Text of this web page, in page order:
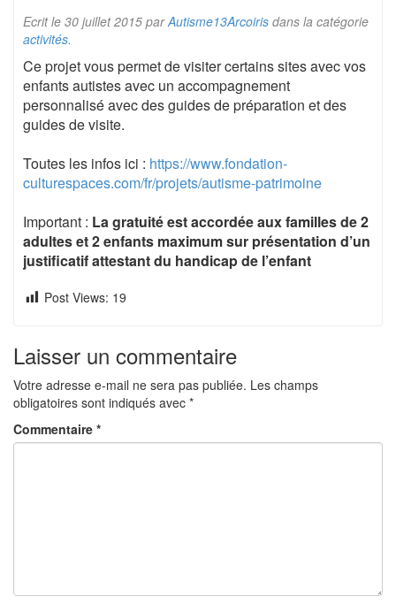
Ecrit le 30 juillet 2015 parAutisme13Arcoiris dans la catégorie
activités.
Ce projet vous permet de visiter certains sites avec vos
enfants autistes avec un accompagnement
personnalisé avec des guides de préparation et des
guides de visite.
Toutes les infos ici : https://www.fondation-
culturespaces.com/fr/projets/autisme-patrimoine
Important : La gratuité est accordée aux familles de 2
adultes et 2 enfants maximum sur présentation d’un
justificatif attestant du handicap de l’enfant
Post Views: 19
Laisser un commentaire
Votre adresse e-mail ne sera pas publiée. Les champs
obligatoires sont indiqués avec *
Commentaire *